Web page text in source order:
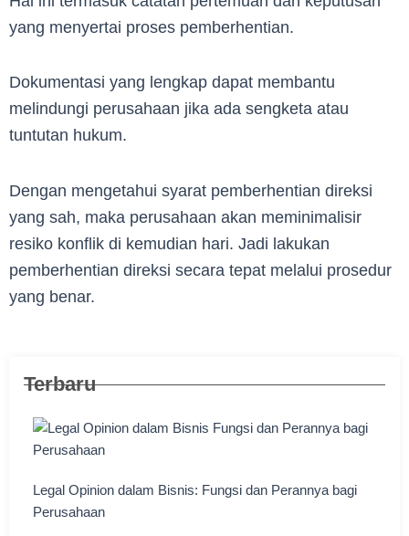
yang menyertai proses pemberhentian.
Dokumentasi yang lengkap dapat membantu
melindungi perusahaan jika ada sengketa atau
tuntutan hukum.
Dengan mengetahui syarat pemberhentian direksi
yang sah, maka perusahaan akan meminimalisir
resiko konflik di kemudian hari. Jadi lakukan
pemberhentian direksi secara tepat melalui prosedur
yang benar.
Terbaru
Legal Opinion dalam Bisnis: Fungsi dan Perannya bagi
Perusahaan